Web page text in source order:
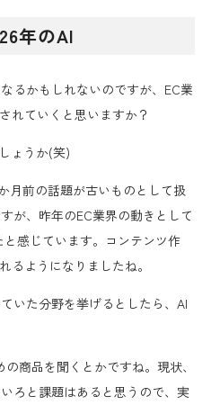
年のAI
るかもしれないのですが、EC業
れていくと思いますか？
ょうか(笑)
月前の話題が古いものとして扱
が、昨年のEC業界の動きとして
感じています。コンテンツ作
るようになりましたね。
いた分野を挙げるとしたら、AI
商品を聞くとかですね。現状、
ろと課題はあると思うので、実